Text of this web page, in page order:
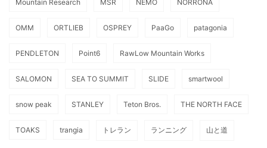
Mountain Research MSR NEMO NORRONA
OMM ORTLIEB OSPREY PaaGo patagonia
PENDLETON Point6 RawLow Mountain Works
SALOMON SEA TO SUMMIT SLIDE smartwool
snow peak STANLEY Teton Bros. THE NORTH FACE
TOAKS trangia トレラン ランニング 山と道